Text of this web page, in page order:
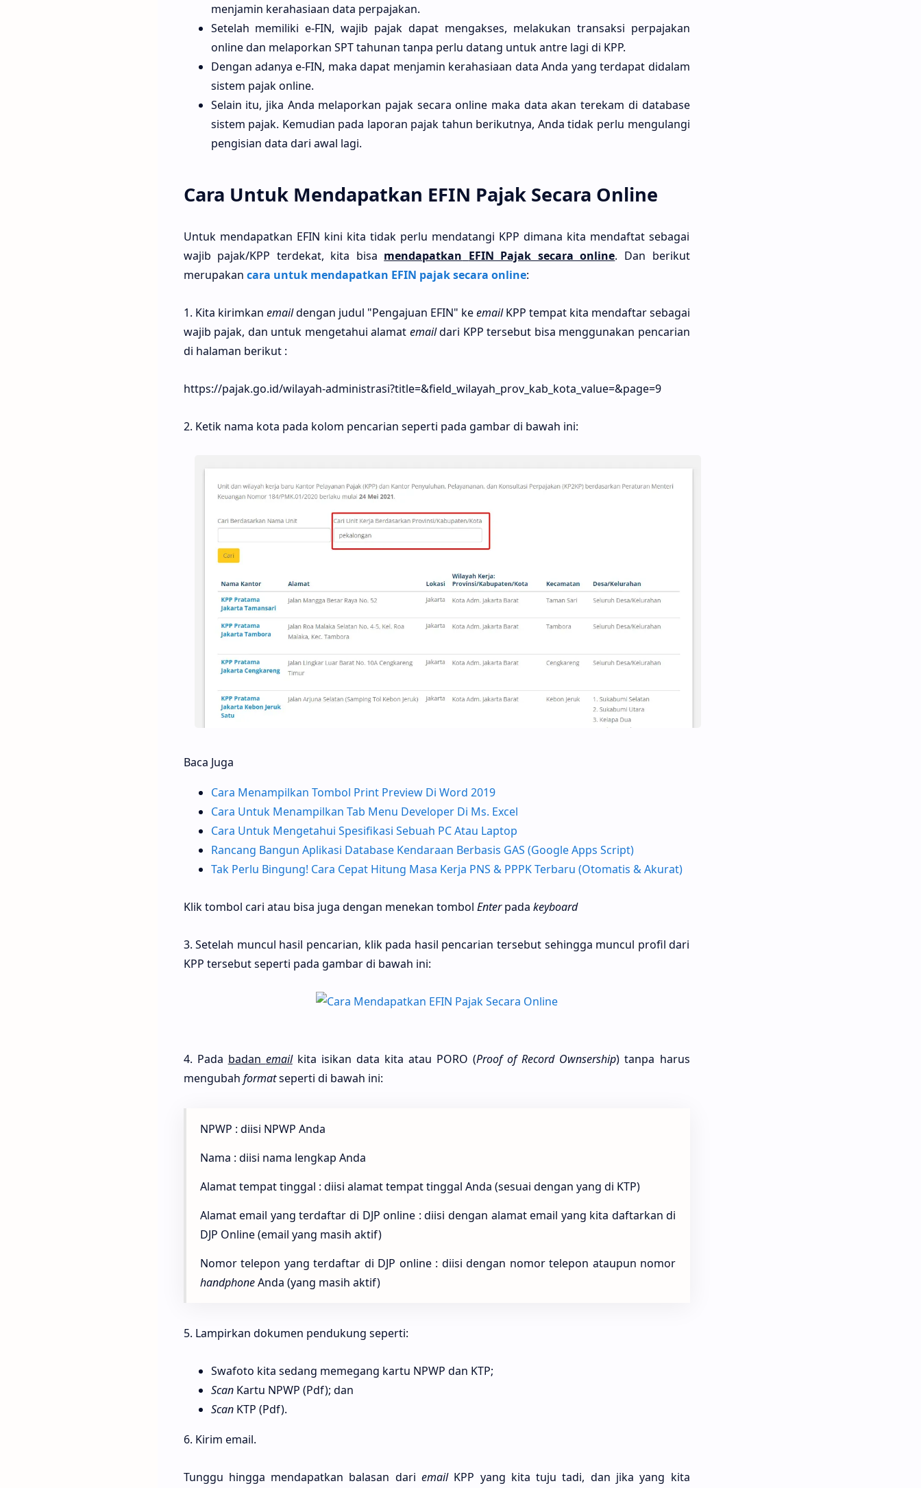
menjamin kerahasiaan data perpajakan.
Setelah memiliki e-FIN, wajib pajak dapat mengakses, melakukan transaksi perpajakan
online dan melaporkan SPT tahunan tanpa perlu datang untuk antre lagi di KPP.
Dengan adanya e-FIN, maka dapat menjamin kerahasiaan data Anda yang terdapat didalam
sistem pajak online.
Selain itu, jika Anda melaporkan pajak secara online maka data akan terekam di database
sistem pajak. Kemudian pada laporan pajak tahun berikutnya, Anda tidak perlu mengulangi
pengisian data dari awal lagi.
Cara Untuk Mendapatkan EFIN Pajak Secara Online
Untuk mendapatkan EFIN kini kita tidak perlu mendatangi KPP dimana kita mendaftat sebagai
wajib pajak/KPP terdekat, kita bisa mendapatkan EFIN Pajak secara online. Dan berikut
merupakan cara untuk mendapatkan EFIN pajak secara online:
1. Kita kirimkan emaildengan judul "Pengajuan EFIN" keemailKPP tempat kita mendaftar sebagai
wajib pajak, dan untuk mengetahui alamat emaildari KPP tersebut bisa menggunakan pencarian
di halaman berikut :
https://pajak.go.id/wilayah-administrasi?title=&field_wilayah_prov_kab_kota_value=&page=9
2. Ketik nama kota pada kolom pencarian seperti pada gambar di bawah ini:
Baca Juga
Cara Menampilkan Tombol Print Preview Di Word 2019
Cara Untuk Menampilkan Tab Menu Developer Di Ms. Excel
Cara Untuk Mengetahui Spesifikasi Sebuah PC Atau Laptop
Rancang Bangun Aplikasi Database Kendaraan Berbasis GAS (Google Apps Script)
Tak Perlu Bingung! Cara Cepat Hitung Masa Kerja PNS & PPPK Terbaru (Otomatis & Akurat)
Klik tombol cari atau bisa juga dengan menekan tombol Enterpada keyboard
3. Setelah muncul hasil pencarian, klik pada hasil pencarian tersebut sehingga muncul profil dari
KPP tersebut seperti pada gambar di bawah ini:
4. Pada badan email kita isikan data kita atau PORO (Proof of Record Ownsership) tanpa harus
mengubah formatseperti di bawah ini:
NPWP : diisi NPWP Anda
Nama : diisi nama lengkap Anda
Alamat tempat tinggal : diisi alamat tempat tinggal Anda (sesuai dengan yang di KTP)
Alamat email yang terdaftar di DJP online : diisi dengan alamat email yang kita daftarkan di
DJP Online (email yang masih aktif)
Nomor telepon yang terdaftar di DJP online : diisi dengan nomor telepon ataupun nomor
handphoneAnda (yang masih aktif)
5. Lampirkan dokumen pendukung seperti:
Swafoto kita sedang memegang kartu NPWP dan KTP;
ScanKartu NPWP (Pdf); dan
ScanKTP (Pdf).
6. Kirim email.
Tunggu hingga mendapatkan balasan dari email KPP yang kita tuju tadi, dan jika yang kita